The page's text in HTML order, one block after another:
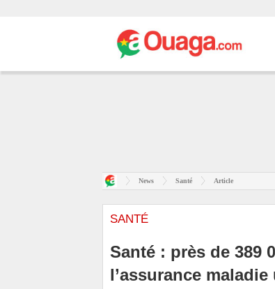
News Santé Article
SANTÉ
Santé : près de 389
l’assurance